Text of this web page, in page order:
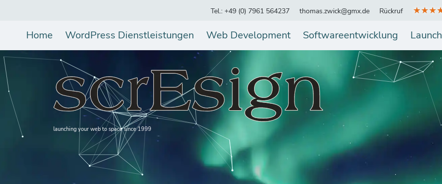
Tel.: +49 (0) 7961 564237 thomas.zwick@gmx.de Rückruf
Home WordPress Dienstleistungen Web Development Softwareentwicklung
launching your web to space since 1999